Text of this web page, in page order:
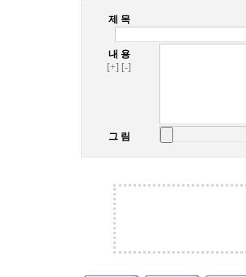
제 목
내 용
[+] [-]
그 림